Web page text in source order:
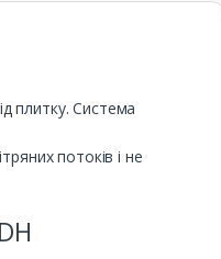
плитку. Система
потоків і не